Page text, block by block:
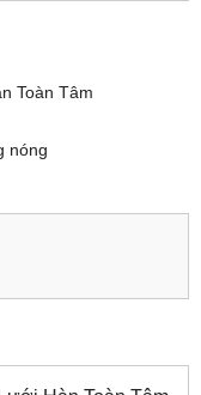
Toàn Tâm
nóng